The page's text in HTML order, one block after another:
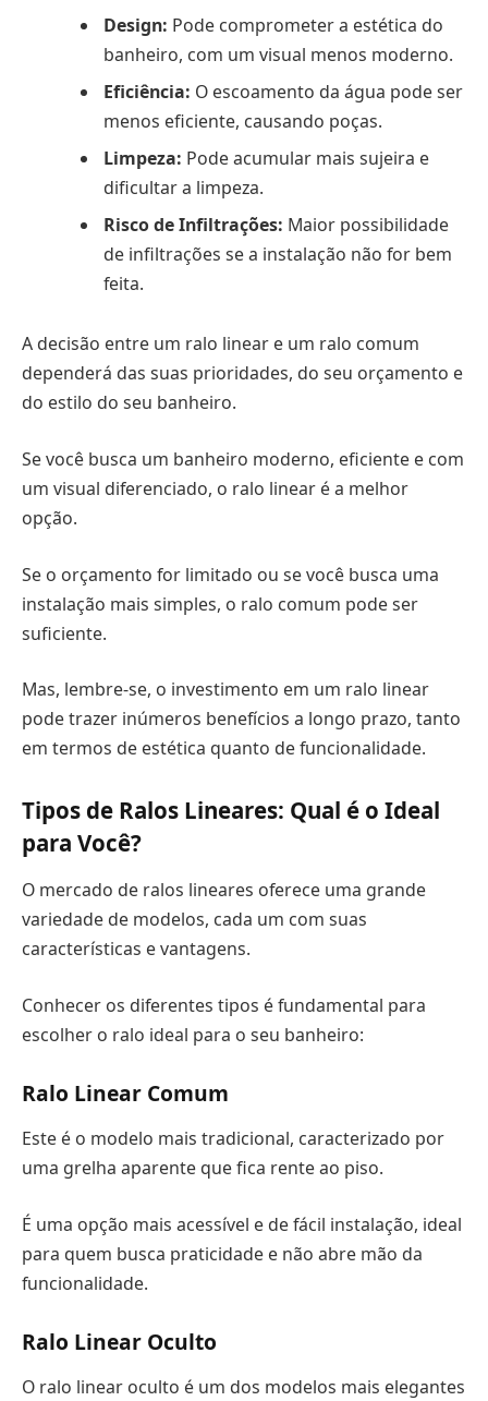
Design: Pode comprometer a estética do
banheiro, com um visual menos moderno.
Eficiência: O escoamento da água pode ser
menos eficiente, causando poças.
Limpeza: Pode acumular mais sujeira e
dificultar a limpeza.
Risco de Infiltrações: Maior possibilidade
de infiltrações se a instalação não for bem
feita.
A decisão entre um ralo linear e um ralo comum
dependerá das suas prioridades, do seu orçamento e
do estilo do seu banheiro.
Se você busca um banheiro moderno, eficiente e com
um visual diferenciado, o ralo linear é a melhor
opção.
Se o orçamento for limitado ou se você busca uma
instalação mais simples, o ralo comum pode ser
suficiente.
Mas, lembre-se, o investimento em um ralo linear
pode trazer inúmeros benefícios a longo prazo, tanto
em termos de estética quanto de funcionalidade.
Tipos de Ralos Lineares: Qual é o Ideal
para Você?
O mercado de ralos lineares oferece uma grande
variedade de modelos, cada um com suas
características e vantagens.
Conhecer os diferentes tipos é fundamental para
escolher o ralo ideal para o seu banheiro:
Ralo Linear Comum
Este é o modelo mais tradicional, caracterizado por
uma grelha aparente que fica rente ao piso.
É uma opção mais acessível e de fácil instalação, ideal
para quem busca praticidade e não abre mão da
funcionalidade.
Ralo Linear Oculto
O ralo linear oculto é um dos modelos mais elegantes